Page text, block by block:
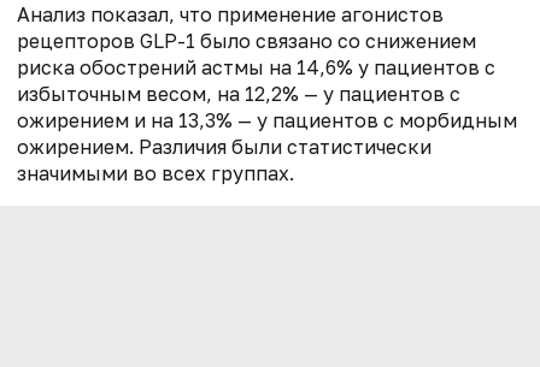
Анализ показал, что применение агонистов
рецепторов GLP-1 было связано со снижением
риска обострений астмы на 14,6% у пациентов с
избыточным весом, на 12,2% — у пациентов с
ожирением и на 13,3% — у пациентов с морбидным
ожирением. Различия были статистически
значимыми во всех группах.